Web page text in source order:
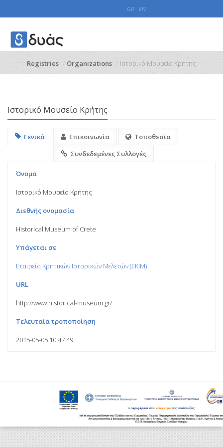
GR EN
Registries Organizations Ιστορικό Μουσείο Κρήτης
Ιστορικό Μουσείο Κρήτης
Γενικά Επικοινωνία
Τοποθεσία
Συνδεδεμένες Συλλογές
Όνομα
Ιστορικό Μουσείο Κρήτης
Διεθνής ονομασία
Historical Museum of Crete
Υπάγεται σε
Εταιρεία Κρητικών Ιστορικών Μελετών (ΕΚΙΜ)
URL
http://www.historical-museum.gr/
Τελευταία τροποποίηση
2015-05-05 10:47:49